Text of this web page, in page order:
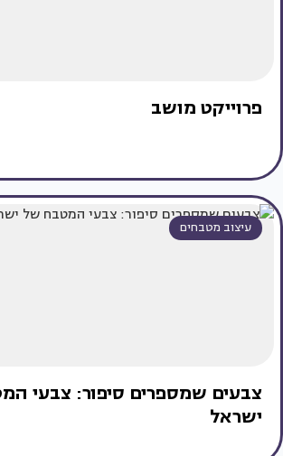
פרוייקט מושב
עיצוב מטבחים
צבעים שמספרים סיפור: צבעי
ישראל